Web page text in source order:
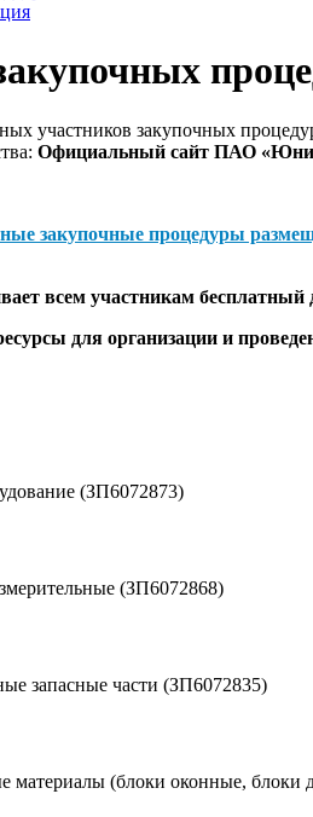
участников закупочных
Официальный сайт ПАО
закупочные процедуры
всем участникам бесплатный
для организации и
(ЗП6072873)
(ЗП6072868)
запасные части (ЗП6072835)
материалы (блоки оконные,